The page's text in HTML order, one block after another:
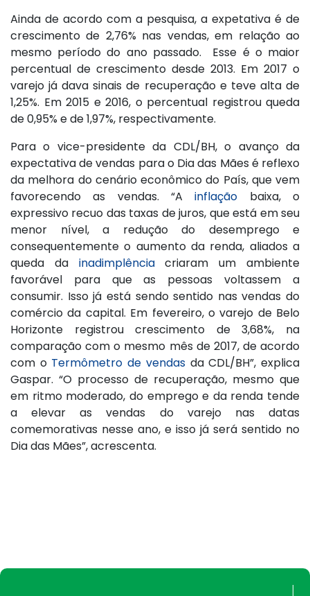
Ainda de acordo com a pesquisa, a expetativa é de
crescimento de 2,76% nas vendas, em relação ao
mesmo período do ano passado. Esse é o maior
percentual de crescimento desde 2013. Em 2017 o
varejo já dava sinais de recuperação e teve alta de
1,25%. Em 2015 e 2016, o percentual registrou queda
de 0,95% e de 1,97%, respectivamente.
Para o vice-presidente da CDL/BH, o avanço da
expectativa de vendas para o Dia das Mães é reflexo
da melhora do cenário econômico do País, que vem
favorecendo as vendas. “Ainflação baixa, o
expressivo recuo das taxas de juros, que está em seu
menor nível, a redução do desemprego e
consequentemente o aumento da renda, aliados a
queda da inadimplênciacriaram um ambiente
favorável para que as pessoas voltassem a
consumir. Isso já está sendo sentido nas vendas do
comércio da capital. Em fevereiro, o varejo de Belo
Horizonte registrou crescimento de 3,68%, na
comparação com o mesmo mês de 2017, de acordo
com o Termômetro de vendasda CDL/BH”, explica
Gaspar. “O processo de recuperação, mesmo que
em ritmo moderado, do emprego e da renda tende
a elevar as vendas do varejo nas datas
comemorativas nesse ano, e isso já será sentido no
Dia das Mães”, acrescenta.